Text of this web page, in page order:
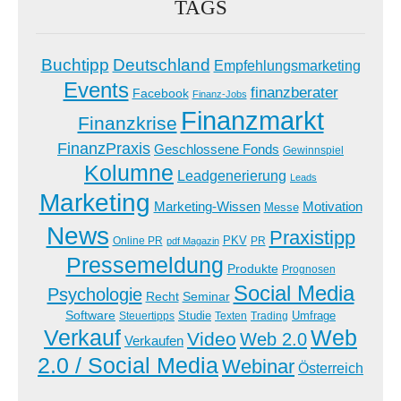
TAGS
Buchtipp Deutschland Empfehlungsmarketing
Events Facebook Finanz-Jobs finanzberater
Finanzkrise Finanzmarkt
FinanzPraxis Geschlossene Fonds Gewinnspiel
Kolumne Leadgenerierung Leads
Marketing Marketing-Wissen Messe Motivation
News Online PR pdf Magazin PKV PR Praxistipp
Pressemeldung Produkte Prognosen
Psychologie Recht Seminar Social Media
Software Steuertipps Studie Texten Trading Umfrage
Verkauf Verkaufen Video Web 2.0Web
2.0 / Social MediaWebinar Österreich